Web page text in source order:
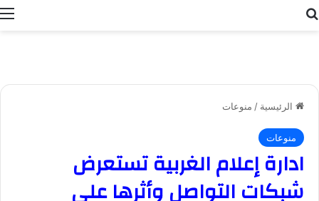
الرئيسية / منوعات
منوعات
ادارة إعلام الغربية تستعرض
شبكات التواصل وأثرها على